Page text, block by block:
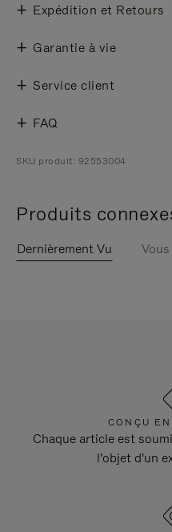
Expédition et Retours
Garantie à vie
Service client
FAQ
SKU produit: 92553004
Produits
Dernièrement Vu
CONÇU
Chaque article est
l'objet d'un